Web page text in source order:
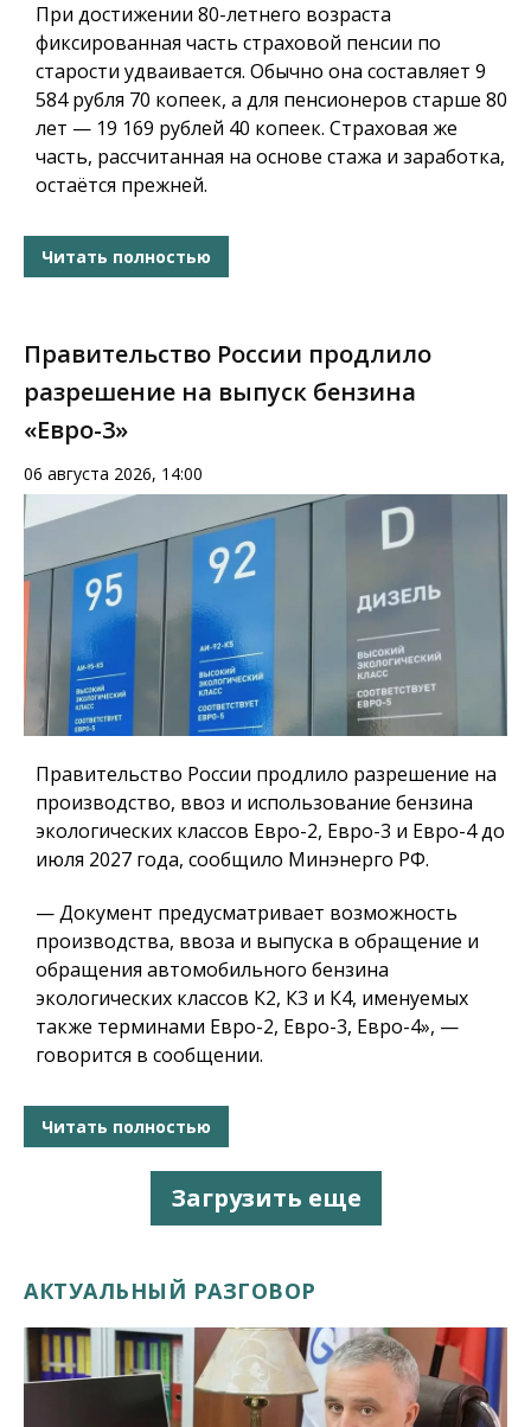
При достижении 80-летнего возраста
фиксированная часть страховой пенсии по
старости удваивается. Обычно она составляет 9
584 рубля 70 копеек, а для пенсионеров старше 80
лет — 19 169 рублей 40 копеек. Страховая же
часть, рассчитанная на основе стажа и заработка,
остаётся прежней.
Читать полностью
Правительство России продлило
разрешение на выпуск бензина
«Евро-3»
06 августа 2026, 14:00
Правительство России продлило разрешение на
производство, ввоз и использование бензина
экологических классов Евро-2, Евро-3 и Евро-4 до
июля 2027 года, сообщило Минэнерго РФ.
— Документ предусматривает возможность
производства, ввоза и выпуска в обращение и
обращения автомобильного бензина
экологических классов К2, К3 и К4, именуемых
также терминами Евро-2, Евро-3, Евро-4», —
говорится в сообщении.
Читать полностью
Загрузить еще
АКТУАЛЬНЫЙ РАЗГОВОР